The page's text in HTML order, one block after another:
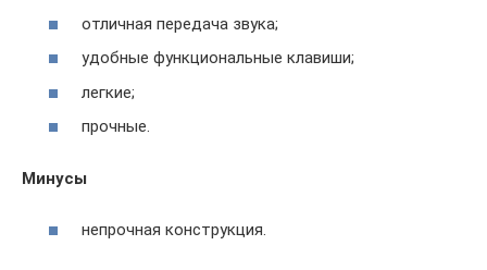
отличная передача звука;
удобные функциональные клавиши;
легкие;
прочные.
Минусы
непрочная конструкция.